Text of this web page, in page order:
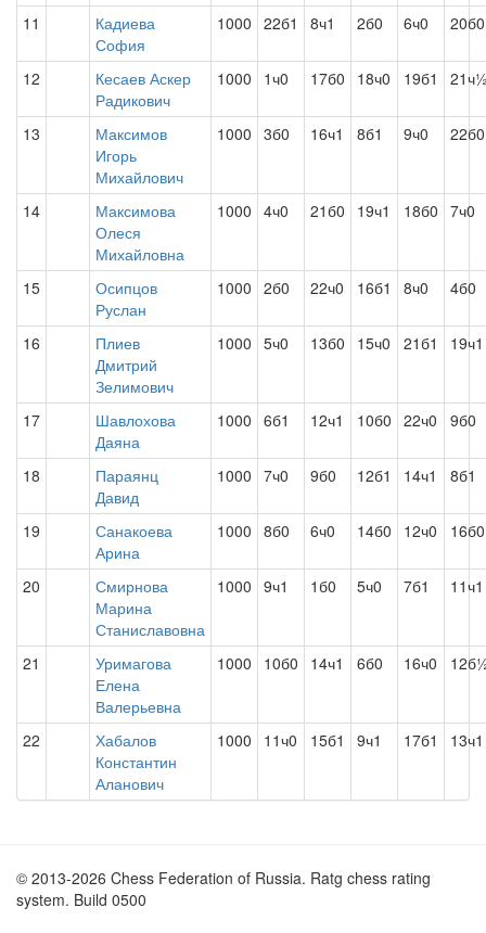
11
Кадиева
София
1000 22б1 8ч1 2б0 6ч0 20б0
12
Кесаев Аскер
Радикович
1000 1ч0 17б0 18ч0 19б1
13
Максимов
Игорь
Михайлович
1000 3б0 16ч1 8б1 9ч0 22б0
14
Максимова
Олеся
Михайловна
1000 4ч0 21б0 19ч1 18б0 7ч0
15
Осипцов
Руслан
1000 2б0 22ч0 16б1 8ч0 4б0
16
Плиев
Дмитрий
Зелимович
1000 5ч0 13б0 15ч0 21б1 19ч1
17
Шавлохова
Даяна
1000 6б1 12ч1 10б0 22ч0 9б0
18
Параянц
Давид
1000 7ч0 9б0 12б1 14ч1 8б1
19
Санакоева
Арина
1000 8б0 6ч0 14б0 12ч0 16б0
20
Смирнова
Марина
Станиславовна
1000 9ч1 1б0 5ч0 7б1 11ч1
21
Уримагова
Елена
Валерьевна
1000 10б0 14ч1 6б0 16ч0
22
Хабалов
Константин
Аланович
1000 11ч0 15б1 9ч1 17б1 13ч1
© 2013-2026 Chess Federation of Russia. Ratg chess rating
system. Build 0500